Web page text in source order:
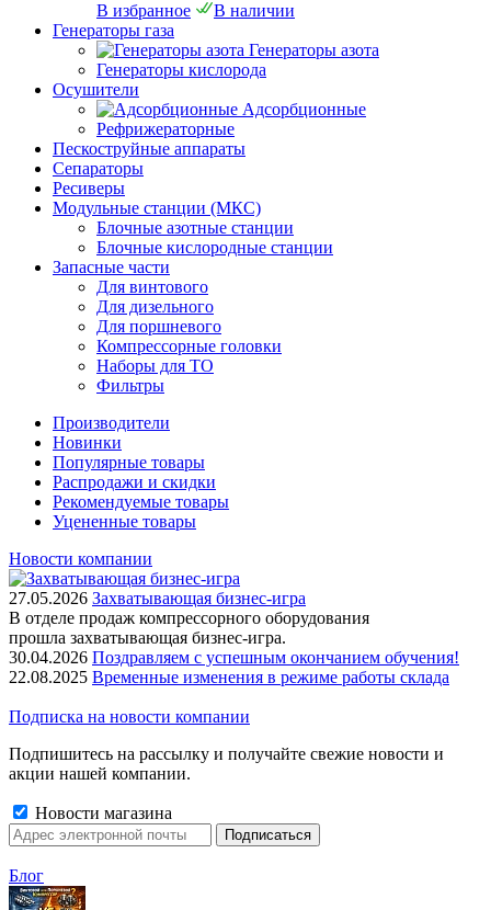
В избранное
В наличии
Генераторы газа
Генераторы азота
Генераторы кислорода
Осушители
Адсорбционные
Рефрижераторные
Пескоструйные аппараты
Сепараторы
Ресиверы
Модульные станции (МКС)
Блочные азотные станции
Блочные кислородные станции
Запасные части
Для винтового
Для дизельного
Для поршневого
Компрессорные головки
Наборы для ТО
Фильтры
Производители
Новинки
Популярные товары
Распродажи и скидки
Рекомендуемые товары
Уцененные товары
Новости компании
27.05.2026 Захватывающая бизнес-игра
В отделе продаж компрессорного оборудования
прошла захватывающая бизнес-игра.
30.04.2026 Поздравляем с успешным окончанием обучения!
22.08.2025 Временные изменения в режиме работы склада
Подписка на новости компании
Подпишитесь на рассылку и получайте свежие новости и
акции нашей компании.
Новости магазина
Блог